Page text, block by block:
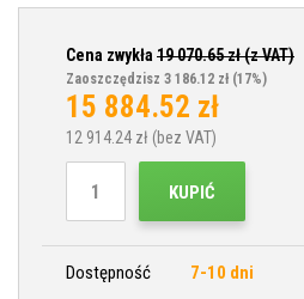
Cena zwykła 19 070.65zł (z VAT)
Zaoszczędzisz 3 186.12 zł (17%)
15 884.52 zł
12 914.24 zł (bez VAT)
KUPIĆ
Dostępność
7-10 dni